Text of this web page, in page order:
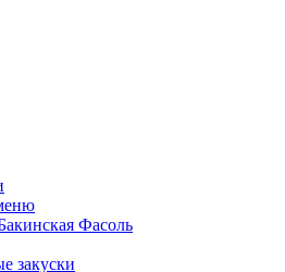
Фасоль
закуски